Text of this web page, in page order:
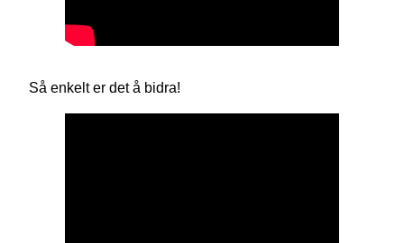
Så enkelt er det å bidra!